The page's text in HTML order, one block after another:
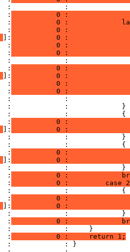
:             :
:
0 :
:
0 :
:
0 :
]:
0 :
:
0 :
:
0 :
:             :
:
0 :
]:
0 :
:
0 :
:
0 :
:             :
:             :             }
:             :             {
:
0 :
]:
0 :
:             :             }
:             :             {
:
0 :
]:
0 :
:             :             }
:
0 :
:
0 :         case
:             :             {
:
0 :
]:
0 :
:             :             }
:
0 :
:             :     }
:
           0 :     return 1;
:             : }